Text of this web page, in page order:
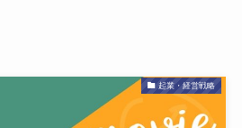
起業・経営戦略